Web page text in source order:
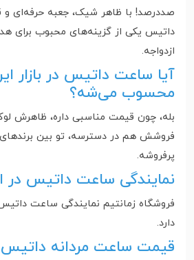
صددرصد! با ظاهر شیک، جعبه حرفه‌ای
داتیس یکی از گزینه‌های محبوب برای
ازدواجه.
آیا ساعت داتیس در بازار
محسوب می‌شه؟
بله، چون قیمت مناسبی داره، ظاهرش
فروشش هم در دسترسه، تو بین
پرفروشه.
نمایندگی ساعت داتیس در
فروشگاه زمانتیم نمایندگی ساعت داتیس
دارد.
قیمت ساعت مردانه